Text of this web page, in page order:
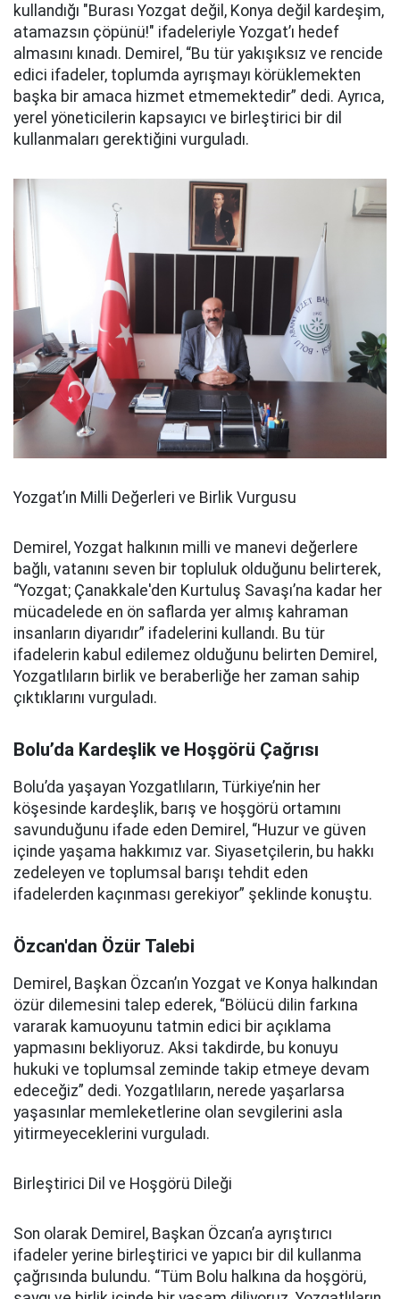
kullandığı "Burası Yozgat değil, Konya değil kardeşim,
atamazsın çöpünü!" ifadeleriyle Yozgat’ı hedef
almasını kınadı. Demirel, “Bu tür yakışıksız ve rencide
edici ifadeler, toplumda ayrışmayı körüklemekten
başka bir amaca hizmet etmemektedir” dedi. Ayrıca,
yerel yöneticilerin kapsayıcı ve birleştirici bir dil
kullanmaları gerektiğini vurguladı.
Yozgat’ın Milli Değerleri ve Birlik Vurgusu
Demirel, Yozgat halkının milli ve manevi değerlere
bağlı, vatanını seven bir topluluk olduğunu belirterek,
“Yozgat; Çanakkale'den Kurtuluş Savaşı’na kadar her
mücadelede en ön saflarda yer almış kahraman
insanların diyarıdır” ifadelerini kullandı. Bu tür
ifadelerin kabul edilemez olduğunu belirten Demirel,
Yozgatlıların birlik ve beraberliğe her zaman sahip
çıktıklarını vurguladı.
Bolu’da Kardeşlik ve Hoşgörü Çağrısı
Bolu’da yaşayan Yozgatlıların, Türkiye’nin her
köşesinde kardeşlik, barış ve hoşgörü ortamını
savunduğunu ifade eden Demirel, “Huzur ve güven
içinde yaşama hakkımız var. Siyasetçilerin, bu hakkı
zedeleyen ve toplumsal barışı tehdit eden
ifadelerden kaçınması gerekiyor” şeklinde konuştu.
Özcan'dan Özür Talebi
Demirel, Başkan Özcan’ın Yozgat ve Konya halkından
özür dilemesini talep ederek, “Bölücü dilin farkına
vararak kamuoyunu tatmin edici bir açıklama
yapmasını bekliyoruz. Aksi takdirde, bu konuyu
hukuki ve toplumsal zeminde takip etmeye devam
edeceğiz” dedi. Yozgatlıların, nerede yaşarlarsa
yaşasınlar memleketlerine olan sevgilerini asla
yitirmeyeceklerini vurguladı.
Birleştirici Dil ve Hoşgörü Dileği
Son olarak Demirel, Başkan Özcan’a ayrıştırıcı
ifadeler yerine birleştirici ve yapıcı bir dil kullanma
çağrısında bulundu. “Tüm Bolu halkına da hoşgörü,